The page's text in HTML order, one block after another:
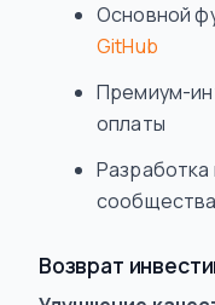
Основной
GitHub
Премиум-
оплаты
сообщества
Возврат